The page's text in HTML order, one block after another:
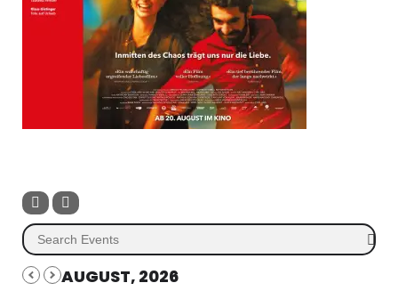
AUGUST, 2026